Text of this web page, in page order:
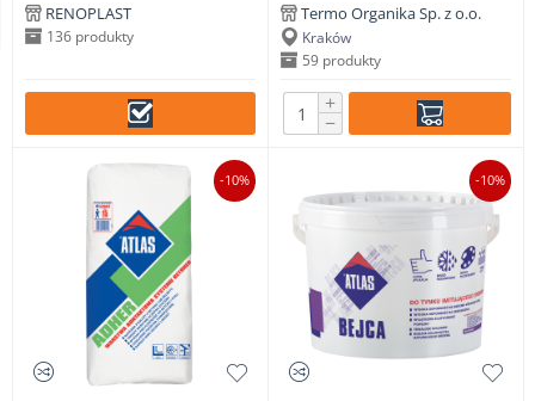
RENOPLAST
136 produkty
Termo Organika Sp. z o.o.
Kraków
59 produkty
+
−
-10% -10%